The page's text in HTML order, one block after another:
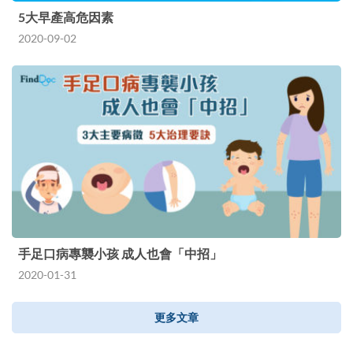
5大早產高危因素
2020-09-02
手足口病專襲小孩 成人也會「中招」
2020-01-31
更多文章